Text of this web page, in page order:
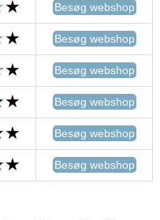
Besøg webshop
Besøg webshop
Besøg webshop
Besøg webshop
Besøg webshop
Besøg webshop